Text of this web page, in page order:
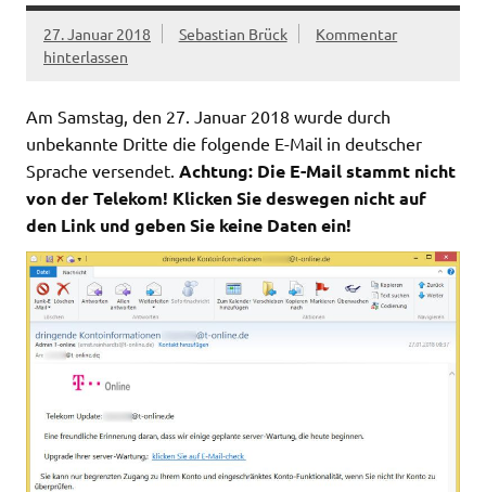
27. Januar 2018 Sebastian Brück
Kommentar
hinterlassen
Am Samstag, den 27. Januar 2018 wurde durch
unbekannte Dritte die folgende E-Mail in deutscher
Sprache versendet. Achtung: Die E-Mail stammt nicht
von der Telekom! Klicken Sie deswegen nicht auf
den Link und geben Sie keine Daten ein!